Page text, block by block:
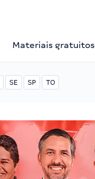
Materiais gratuitos
SE SP TO